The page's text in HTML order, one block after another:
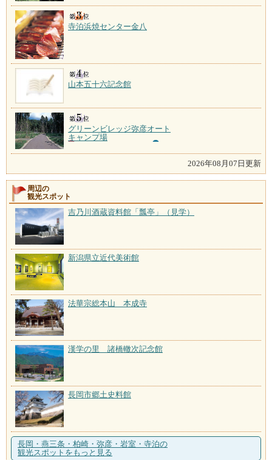
寺泊浜焼センター金八
山本五十六記念館
グリーンビレッジ弥彦オート
キャンプ場
2026年08月07日更新
周辺の
観光スポット
吉乃川酒蔵資料館「瓢亭」（見学）
新潟県立近代美術館
法華宗総本山 本成寺
漢学の里 諸橋轍次記念館
長岡市郷土史料館
長岡・燕三条・柏崎・弥彦・岩室・寺泊の
観光スポットをもっと見る